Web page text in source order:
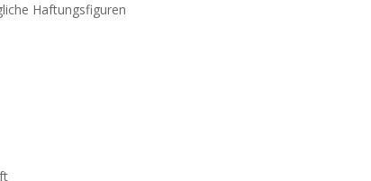
Haftungsfiguren